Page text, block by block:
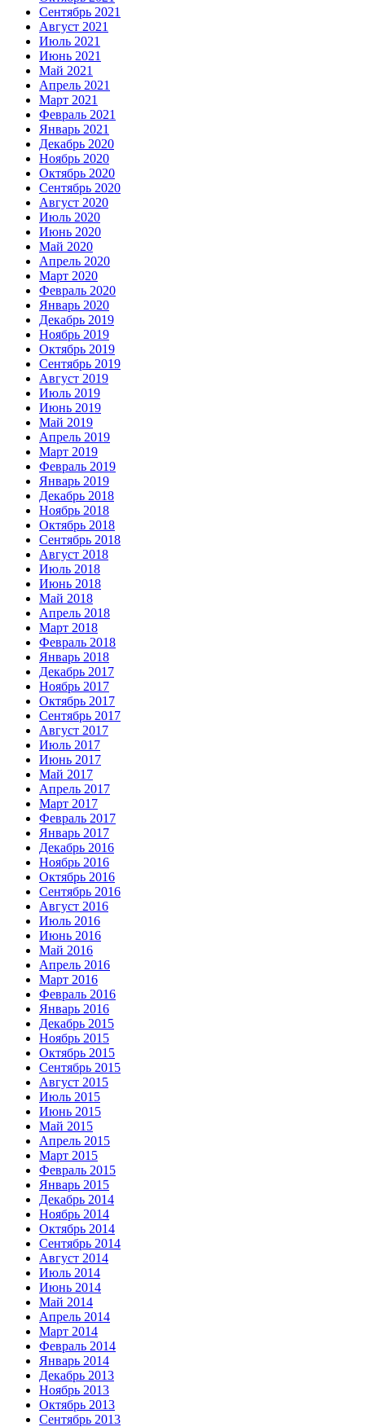
Сентябрь 2021
Август 2021
Июль 2021
Июнь 2021
Май 2021
Апрель 2021
Март 2021
Февраль 2021
Январь 2021
Декабрь 2020
Ноябрь 2020
Октябрь 2020
Сентябрь 2020
Август 2020
Июль 2020
Июнь 2020
Май 2020
Апрель 2020
Март 2020
Февраль 2020
Январь 2020
Декабрь 2019
Ноябрь 2019
Октябрь 2019
Сентябрь 2019
Август 2019
Июль 2019
Июнь 2019
Май 2019
Апрель 2019
Март 2019
Февраль 2019
Январь 2019
Декабрь 2018
Ноябрь 2018
Октябрь 2018
Сентябрь 2018
Август 2018
Июль 2018
Июнь 2018
Май 2018
Апрель 2018
Март 2018
Февраль 2018
Январь 2018
Декабрь 2017
Ноябрь 2017
Октябрь 2017
Сентябрь 2017
Август 2017
Июль 2017
Июнь 2017
Май 2017
Апрель 2017
Март 2017
Февраль 2017
Январь 2017
Декабрь 2016
Ноябрь 2016
Октябрь 2016
Сентябрь 2016
Август 2016
Июль 2016
Июнь 2016
Май 2016
Апрель 2016
Март 2016
Февраль 2016
Январь 2016
Декабрь 2015
Ноябрь 2015
Октябрь 2015
Сентябрь 2015
Август 2015
Июль 2015
Июнь 2015
Май 2015
Апрель 2015
Март 2015
Февраль 2015
Январь 2015
Декабрь 2014
Ноябрь 2014
Октябрь 2014
Сентябрь 2014
Август 2014
Июль 2014
Июнь 2014
Май 2014
Апрель 2014
Март 2014
Февраль 2014
Январь 2014
Декабрь 2013
Ноябрь 2013
Октябрь 2013
Сентябрь 2013